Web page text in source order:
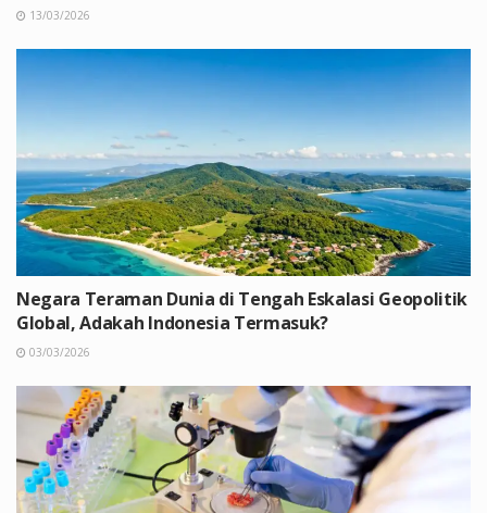
13/03/2026
Negara Teraman Dunia di Tengah Eskalasi Geopolitik
Global, Adakah Indonesia Termasuk?
03/03/2026